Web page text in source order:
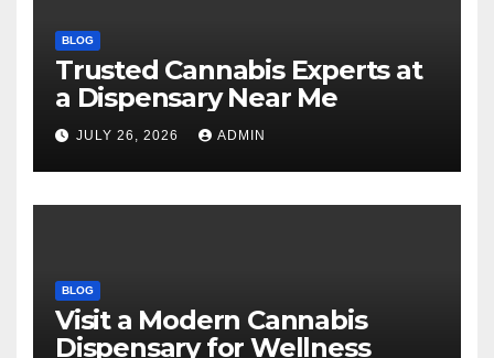
BLOG
Trusted Cannabis Experts at
a Dispensary Near Me
JULY 26, 2026 ADMIN
BLOG
Visit a Modern Cannabis
Dispensary for Wellness